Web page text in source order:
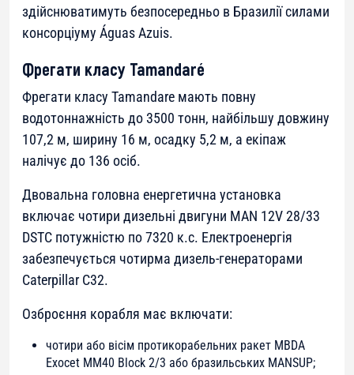
здійснюватимуть безпосередньо в Бразилії силами
консорціуму Águas Azuis.
Фрегати класу Tamandaré
Фрегати класу Tamandare мають повну
водотоннажність до 3500 тонн, найбільшу довжину
107,2 м, ширину 16 м, осадку 5,2 м, а екіпаж
налічує до 136 осіб.
Двовальна головна енергетична установка
включає чотири дизельні двигуни MAN 12V 28/33
DSTC потужністю по 7320 к.с. Електроенергія
забезпечується чотирма дизель-генераторами
Caterpillar C32.
Озброєння корабля має включати:
чотири або вісім протикорабельних ракет MBDA
Exocet MM40 Block 2/3 або бразильських MANSUP;